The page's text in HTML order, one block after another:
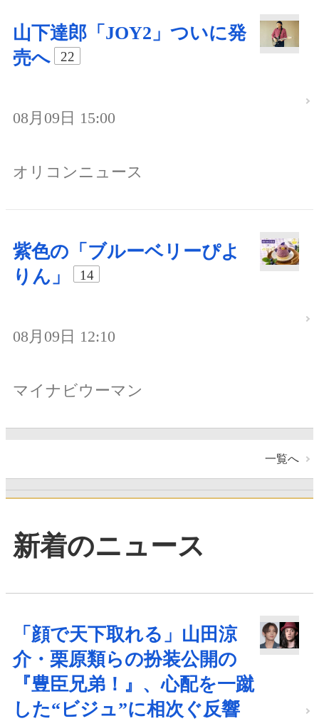
山下達郎「JOY2」ついに発
売へ
22
08月09日 15:00
オリコンニュース
紫色の「ブルーベリーぴよ
りん」
14
08月09日 12:10
マイナビウーマン
一覧へ
新着のニュース
「顔で天下取れる」山田涼
介・栗原類らの扮装公開の
『豊臣兄弟！』、心配を一蹴
した“ビジュ”に相次ぐ反響